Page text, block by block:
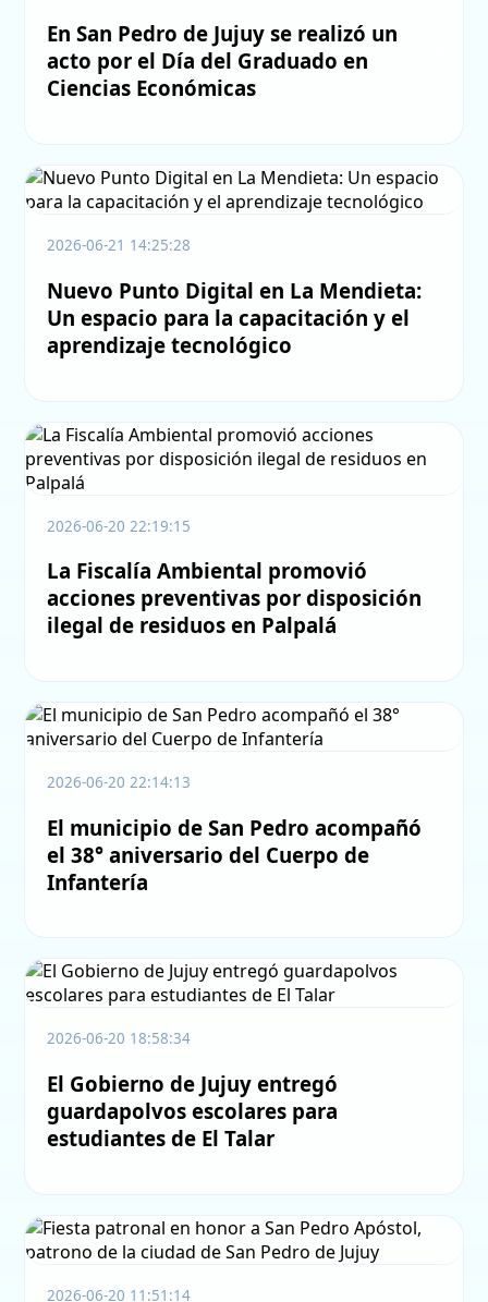
En San Pedro de Jujuy se realizó un
acto por el Día del Graduado en
Ciencias Económicas
2026-06-21 14:25:28
Nuevo Punto Digital en La Mendieta:
Un espacio para la capacitación y el
aprendizaje tecnológico
2026-06-20 22:19:15
La Fiscalía Ambiental promovió
acciones preventivas por disposición
ilegal de residuos en Palpalá
2026-06-20 22:14:13
El municipio de San Pedro acompañó
el 38° aniversario del Cuerpo de
Infantería
2026-06-20 18:58:34
El Gobierno de Jujuy entregó
guardapolvos escolares para
estudiantes de El Talar
2026-06-20 11:51:14